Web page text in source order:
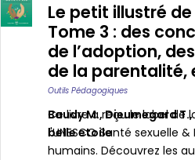
Le petit illustré
Tome 3 : des
de l’adoption,
de la parentalité,
Outils Pédagogiques
Baudy M.,Dieumegard T.,
belle etoile
Ce livre a reçu le label de
l'UNESCO Santé sexuelle &
humains. Découvrez les